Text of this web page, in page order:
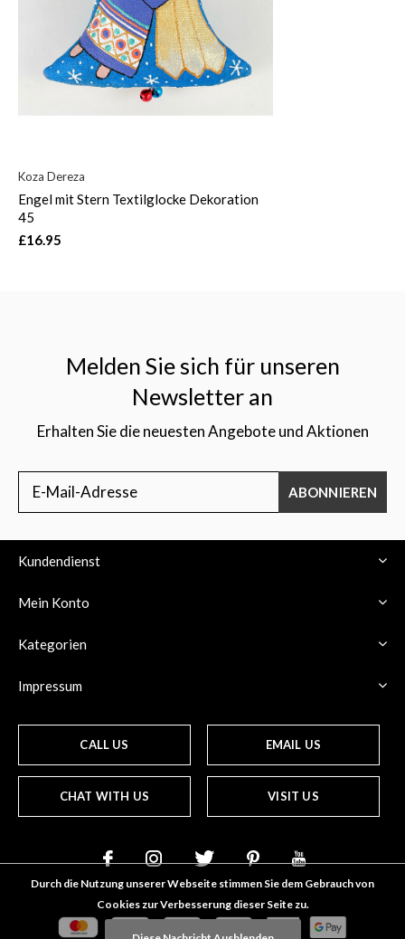
Koza Dereza
Engel mit Stern Textilglocke Dekoration
45
£16.95
Melden Sie sich für unseren
Newsletter an
Erhalten Sie die neuesten Angebote und Aktionen
ABONNIEREN
Kundendienst
Mein Konto
Kategorien
Impressum
CALL US EMAIL US
CHAT WITH US VISIT US
Durch die Nutzung unserer Webseite stimmen Sie dem Gebrauch von
Cookies zur Verbesserung dieser Seite zu.